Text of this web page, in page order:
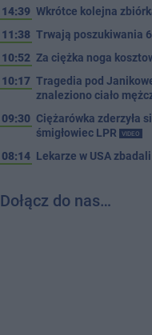
14:39 Wkrótce kolejna
11:38 Trwają poszukiwania
10:52 Za ciężka noga
10:17 Tragedia pod
znaleziono ciało
09:30 Ciężarówka zderzyła
śmigłowiec LPR
VIDEO
08:14 Lekarze w USA
Dołącz do nas…